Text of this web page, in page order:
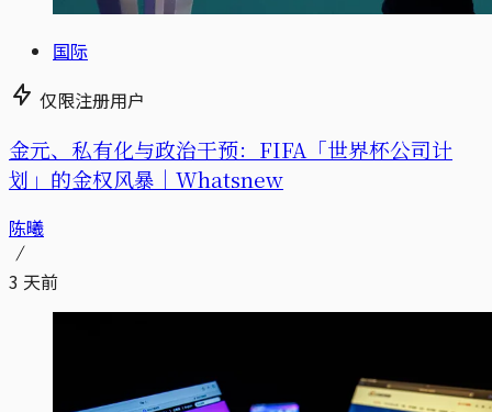
国际
仅限注册用户
金元、私有化与政治干预：FIFA「世界杯公司计
划」的金权风暴｜Whatsnew
陈曦
3 天前